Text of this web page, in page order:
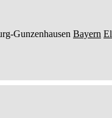
Gunzenhausen Bayern